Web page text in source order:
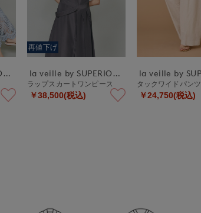
la veille by SUPERIOR CLOSET
再値下げ
la veille by SUPERIOR CLOSET
ラップスカートワンピース
￥38,500(税込)
タックワイドパンツ
￥24,750(税込)